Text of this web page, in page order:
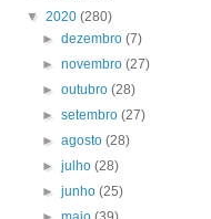
▼ 2020 (280)
►dezembro(7)
►novembro(27)
►outubro(28)
►setembro(27)
►agosto(28)
►julho(28)
►junho(25)